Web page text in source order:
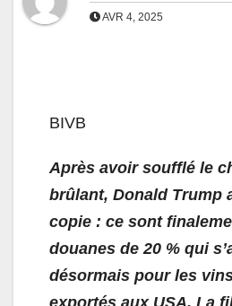
AVR 4, 2025
BIVB
Après avoir soufflé le
brûlant, Donald Trump
copie : ce sont
douanes de 20 % qui
désormais pour les